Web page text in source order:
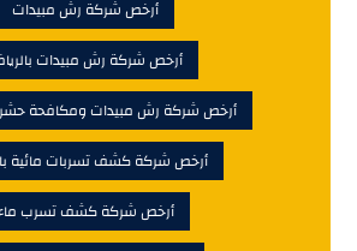
أرخص شركة رش مبيدات
أرخص شركة رش مبيدات
أرخص شركة رش مبيدات ومكافحة
أرخص شركة كشف تسربات مائية
أرخص شركة كشف تسرب